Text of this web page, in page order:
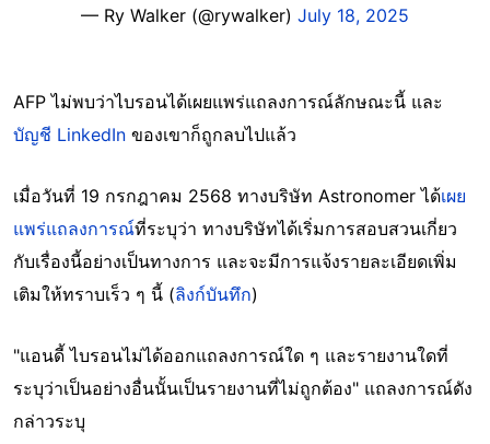
— Ry Walker (@rywalker) July 18, 2025
AFP ไม่พบว่าไบรอนได้เผยแพร่แถลงการณ์ลักษณะนี้ และ
บัญชี LinkedIn ของเขาก็ถูกลบไปแล้ว
เมื่อวันที่ 19 กรกฎาคม 2568 ทางบริษัท Astronomer ได้เผย
แพร่แถลงการณ์ที่ระบุว่า ทางบริษัทได้เริ่มการสอบสวนเกี่ยว
กับเรื่องนี้อย่างเป็นทางการ และจะมีการแจ้งรายละเอียดเพิ่ม
เติมให้ทราบเร็ว ๆ นี้ (ลิงก์บันทึก)
"แอนดี้ ไบรอนไม่ได้ออกแถลงการณ์ใด ๆ และรายงานใดที่
ระบุว่าเป็นอย่างอื่นนั้นเป็นรายงานที่ไม่ถูกต้อง" แถลงการณ์ดัง
กล่าวระบุ